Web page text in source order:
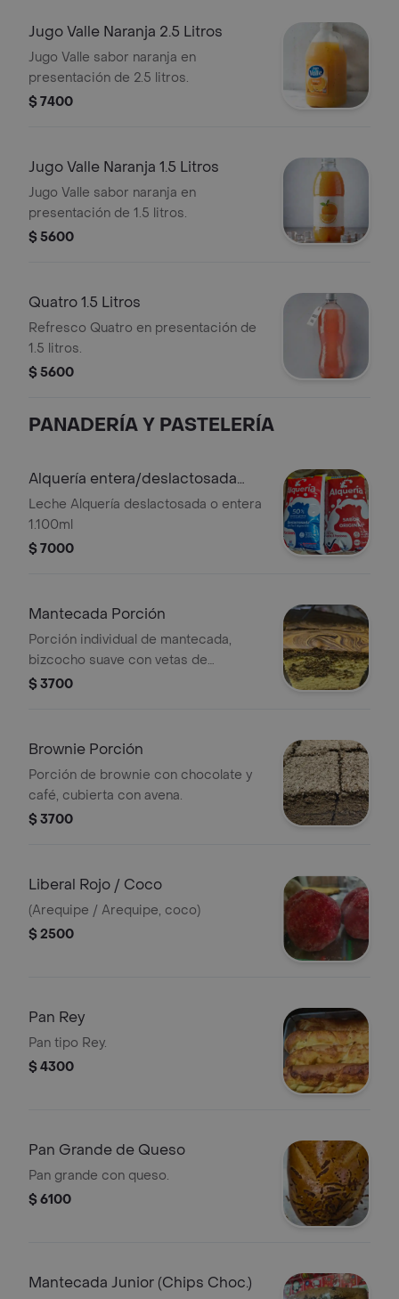
Jugo Valle Naranja 2.5 Litros
Jugo Valle sabor naranja en
presentación de 2.5 litros.
$ 7400
Jugo Valle Naranja 1.5 Litros
Jugo Valle sabor naranja en
presentación de 1.5 litros.
$ 5600
Quatro 1.5 Litros
Refresco Quatro en presentación de
1.5 litros.
$ 5600
PANADERÍA Y PASTELERÍA
Alquería entera/deslactosada
1.100ml
Leche Alquería deslactosada o entera
1.100ml
$ 7000
Mantecada Porción
Porción individual de mantecada,
bizcocho suave con vetas de
chocolate.
$ 3700
Brownie Porción
Porción de brownie con chocolate y
café, cubierta con avena.
$ 3700
Liberal Rojo / Coco
(Arequipe / Arequipe, coco)
$ 2500
Pan Rey
Pan tipo Rey.
$ 4300
Pan Grande de Queso
Pan grande con queso.
$ 6100
Mantecada Junior (Chips Choc.)